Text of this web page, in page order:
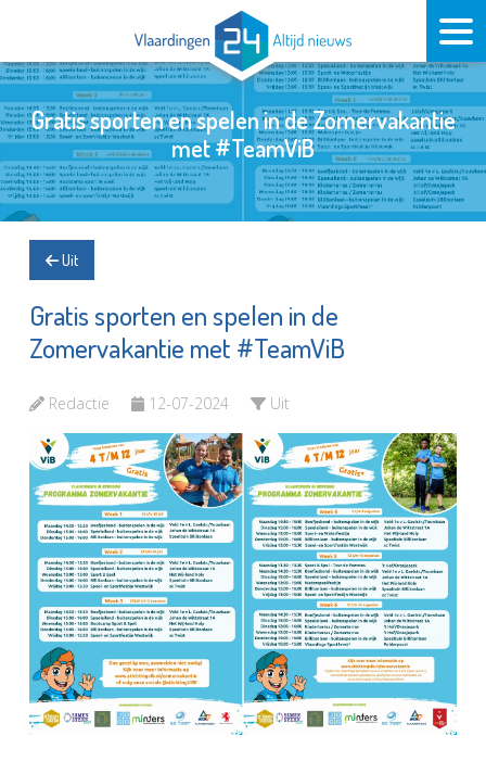
Gratis sporten en spelen in de Zomervakantie
met #TeamViB
Uit
Gratis sporten en spelen in de
Zomervakantie met #TeamViB
Redactie 12-07-2024 Uit